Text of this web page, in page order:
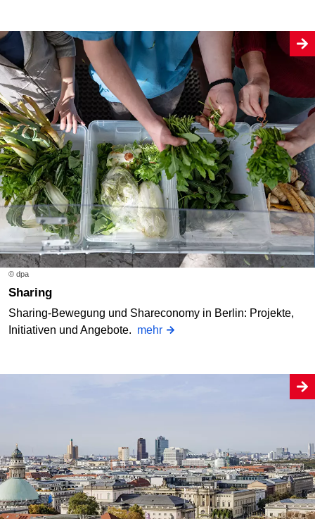
© dpa
Sharing
Sharing-Bewegung und Shareconomy in Berlin: Projekte,
Initiativen und Angebote. mehr